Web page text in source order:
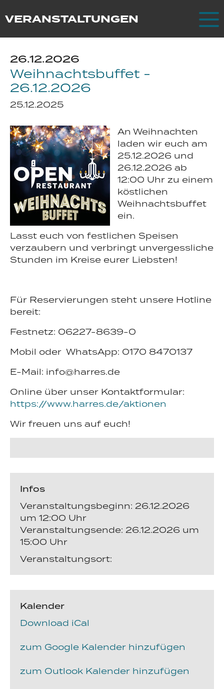
VERANSTALTUNGEN
26.12.2026
Weihnachtsbuffet -
26.12.2026
25.12.2025
An Weihnachten
laden wir euch am
25.12.2026 und
26.12.2026 ab
12:00 Uhr zu einem
köstlichen
Weihnachtsbuffet
ein.
Lasst euch von festlichen Speisen
verzaubern und verbringt unvergessliche
Stunden im Kreise eurer Liebsten!
Für Reservierungen steht unsere Hotline
bereit:
Festnetz: 06227-8639-0
Mobil oder WhatsApp: 0170 8470137
E-Mail: info@harres.de
Online über unser Kontaktformular:
https://www.harres.de/aktionen
Wir freuen uns auf euch!
Infos
Veranstaltungsbeginn: 26.12.2026
um 12:00 Uhr
Veranstaltungsende: 26.12.2026 um
15:00 Uhr
Veranstaltungsort:
Kalender
Download iCal
zum Google Kalender hinzufügen
zum Outlook Kalender hinzufügen